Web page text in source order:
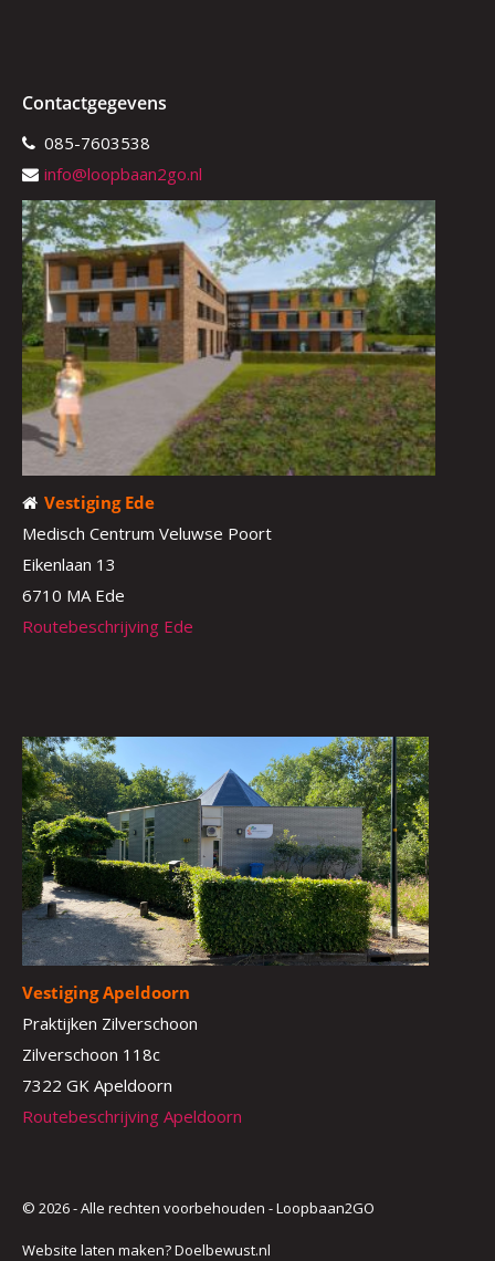
Contactgegevens
085-7603538
info@loopbaan2go.nl
Vestiging Ede
Medisch Centrum Veluwse Poort
Eikenlaan 13
6710 MA Ede
Routebeschrijving Ede
Vestiging Apeldoorn
Praktijken Zilverschoon
Zilverschoon 118c
7322 GK Apeldoorn
Routebeschrijving Apeldoorn
© 2026 - Alle rechten voorbehouden - Loopbaan2GO
Website laten maken?Doelbewust.nl